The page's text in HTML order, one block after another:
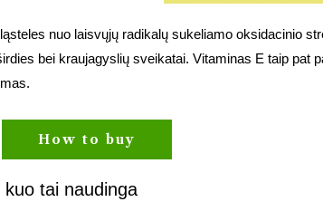
nuo laisvųjų radikalų sukeliamo oksidacinio
bei kraujagyslių sveikatai. Vitaminas E taip pat
How to buy
tai naudinga